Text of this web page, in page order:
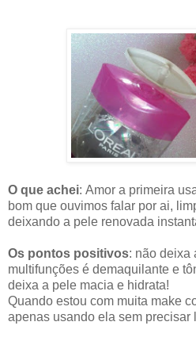
O que achei: Amor a primeira
bom que ouvimos falar por ai,
deixando a pele renovada
Os pontos positivos: não deixa
multifunções é demaquilante e
deixa a pele macia e hidrata!
Quando estou com muita make
apenas usando ela sem precisar